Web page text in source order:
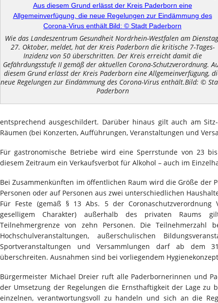
Wie das Landeszentrum Gesundheit Nordrhein-Westfalen am
27. Oktober, meldet, hat der Kreis Paderborn die kritische 7-Tages-
Inzidenz von 50 überschritten. Der Kreis erreicht damit die
Gefährdungsstufe II gemäß der aktuellen Corona-Schutzverordnung.
diesem Grund erlässt der Kreis Paderborn eine Allgemeinverfügung,
neue Regelungen zur Eindämmung des Corona-Virus enthält.Bild: ©
Paderborn
entsprechend ausgeschildert. Darüber hinaus gilt auch am
Räumen (bei Konzerten, Aufführungen, Veranstaltungen und
Für gastronomische Betriebe wird eine Sperrstunde von 23
diesem Zeitraum ein Verkaufsverbot für Alkohol – auch im
Bei Zusammenkünften im öffentlichen Raum wird die Größe der
Personen oder auf Personen aus zwei unterschiedlichen
Für Feste (gemäß § 13 Abs. 5 der Coronaschutzverordnung
geselligem Charakter) außerhalb des privaten Raums
Teilnehmergrenze von zehn Personen. Die Teilnehmerzahl
Hochschulveranstaltungen, außerschulischen
Sportveranstaltungen und Versammlungen darf ab dem
überschreiten. Ausnahmen sind bei vorliegendem
Bürgermeister Michael Dreier ruft alle Paderbornerinnen und
der Umsetzung der Regelungen die Ernsthaftigkeit der Lage zu
einzelnen, verantwortungsvoll zu handeln und sich an die